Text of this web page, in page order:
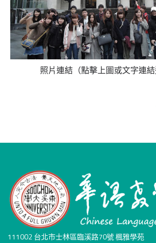
照片連結（點擊上圖或文字連
111002 台北市士林區臨溪路70號 楓雅學苑